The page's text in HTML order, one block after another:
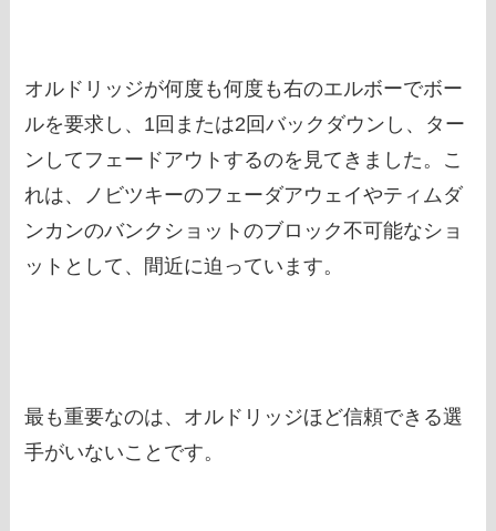
オルドリッジが何度も何度も右のエルボーでボー
ルを要求し、1回または2回バックダウンし、ター
ンしてフェードアウトするのを見てきました。こ
れは、ノビツキーのフェーダアウェイやティムダ
ンカンのバンクショットのブロック不可能なショ
ットとして、間近に迫っています。
最も重要なのは、オルドリッジほど信頼できる選
手がいないことです。